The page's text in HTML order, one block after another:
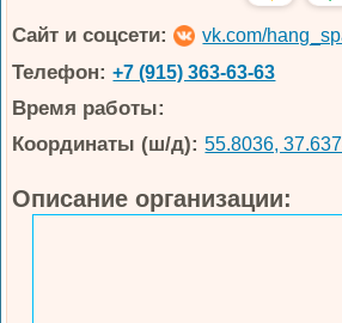
Сайт и соцсети: vk.com/
Телефон: +7 (915) 363-63-63
Время работы:
Координаты (ш/д): 55.8036,
Описание организации: